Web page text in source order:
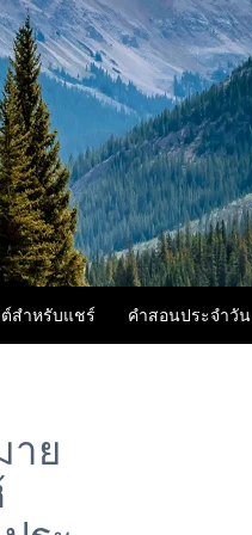
สำหรับแชร์ คำสอนประจำวัน
าย